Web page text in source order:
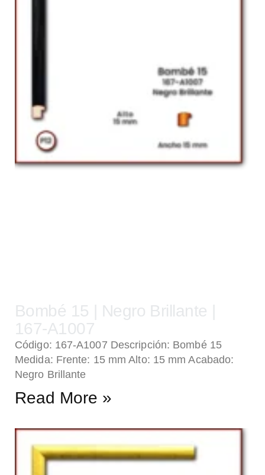
Bombé 15 | Negro Brillante |
167-A1007
Código: 167-A1007 Descripción: Bombé 15
Medida: Frente: 15 mm Alto: 15 mm Acabado:
Negro Brillante
Read More »